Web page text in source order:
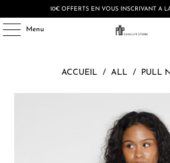
10€ OFFERTS EN VOUS INSCRIVANT A
Menu
ACCUEIL / ALL / PULL